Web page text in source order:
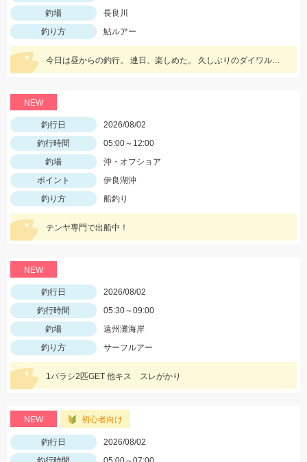
釣場
長良川
釣り方
鮎ルアー
今日は昼からの釣行。 連日、楽しめた。 久しぶりのダイワルアーも釣れてくれました。
NEW
釣行日
2026/08/02
釣行時間
05:00～12:00
釣場
沖・オフショア
ポイント
伊良湖沖
釣り方
船釣り
テンヤ専門で出船中！
NEW
釣行日
2026/08/02
釣行時間
05:30～09:00
釣場
遠州灘海岸
釣り方
サーフルアー
1バラシ2匹GET 他キス スレがかり
NEW 初心者向け
釣行日
2026/08/02